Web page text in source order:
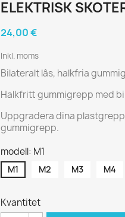
ELEKTRISK
24,00 €
Inkl. moms
Bilateralt lås, halkfria
Halkfritt gummigrepp med
Uppgradera dina
gummigrepp.
modell: M1
M1 M2 M3 M4
Kvantitet